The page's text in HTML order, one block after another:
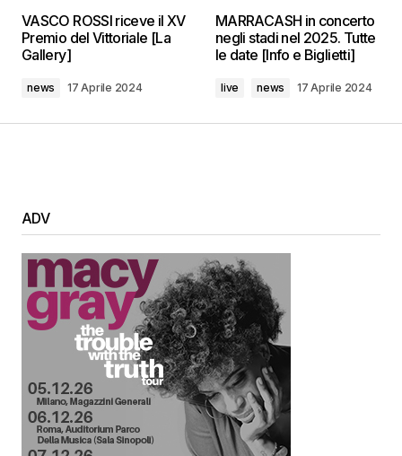
VASCO ROSSI riceve il XV
Premio del Vittoriale [La
Gallery]
news 17 Aprile 2024
MARRACASH in concerto
negli stadi nel 2025. Tutte
le date [Info e Biglietti]
live news 17 Aprile 2024
ADV